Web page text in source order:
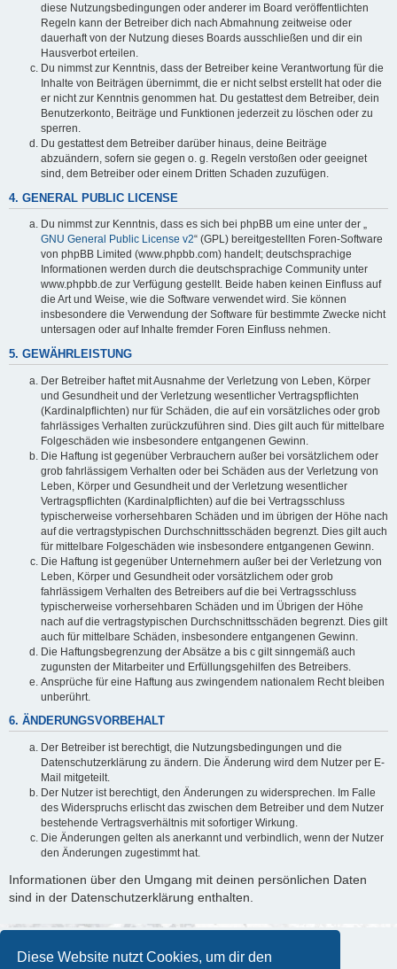
Diese Website nutzt Cookies, um dir den
diese Nutzungsbedingungen oder anderer im Board veröffentlichten
Regeln kann der Betreiber dich nach Abmahnung zeitweise oder
dauerhaft von der Nutzung dieses Boards ausschließen und dir ein
Hausverbot erteilen.
Du nimmst zur Kenntnis, dass der Betreiber keine Verantwortung für die
Inhalte von Beiträgen übernimmt, die er nicht selbst erstellt hat oder die
er nicht zur Kenntnis genommen hat. Du gestattest dem Betreiber, dein
Benutzerkonto, Beiträge und Funktionen jederzeit zu löschen oder zu
sperren.
Du gestattest dem Betreiber darüber hinaus, deine Beiträge
abzuändern, sofern sie gegen o. g. Regeln verstoßen oder geeignet
sind, dem Betreiber oder einem Dritten Schaden zuzufügen.
4. GENERAL PUBLIC LICENSE
Du nimmst zur Kenntnis, dass es sich bei phpBB um eine unter der „
GNU General Public License v2“ (GPL) bereitgestellten Foren-Software
von phpBB Limited (www.phpbb.com) handelt; deutschsprachige
Informationen werden durch die deutschsprachige Community unter
www.phpbb.de zur Verfügung gestellt. Beide haben keinen Einfluss auf
die Art und Weise, wie die Software verwendet wird. Sie können
insbesondere die Verwendung der Software für bestimmte Zwecke nicht
untersagen oder auf Inhalte fremder Foren Einfluss nehmen.
5. GEWÄHRLEISTUNG
Der Betreiber haftet mit Ausnahme der Verletzung von Leben, Körper
und Gesundheit und der Verletzung wesentlicher Vertragspflichten
(Kardinalpflichten) nur für Schäden, die auf ein vorsätzliches oder grob
fahrlässiges Verhalten zurückzuführen sind. Dies gilt auch für mittelbare
Folgeschäden wie insbesondere entgangenen Gewinn.
Die Haftung ist gegenüber Verbrauchern außer bei vorsätzlichem oder
grob fahrlässigem Verhalten oder bei Schäden aus der Verletzung von
Leben, Körper und Gesundheit und der Verletzung wesentlicher
Vertragspflichten (Kardinalpflichten) auf die bei Vertragsschluss
typischerweise vorhersehbaren Schäden und im übrigen der Höhe nach
auf die vertragstypischen Durchschnittsschäden begrenzt. Dies gilt auch
für mittelbare Folgeschäden wie insbesondere entgangenen Gewinn.
Die Haftung ist gegenüber Unternehmern außer bei der Verletzung von
Leben, Körper und Gesundheit oder vorsätzlichem oder grob
fahrlässigem Verhalten des Betreibers auf die bei Vertragsschluss
typischerweise vorhersehbaren Schäden und im Übrigen der Höhe
nach auf die vertragstypischen Durchschnittsschäden begrenzt. Dies gilt
auch für mittelbare Schäden, insbesondere entgangenen Gewinn.
Die Haftungsbegrenzung der Absätze a bis c gilt sinngemäß auch
zugunsten der Mitarbeiter und Erfüllungsgehilfen des Betreibers.
Ansprüche für eine Haftung aus zwingendem nationalem Recht bleiben
unberührt.
6. ÄNDERUNGSVORBEHALT
Der Betreiber ist berechtigt, die Nutzungsbedingungen und die
Datenschutzerklärung zu ändern. Die Änderung wird dem Nutzer per E-
Mail mitgeteilt.
Der Nutzer ist berechtigt, den Änderungen zu widersprechen. Im Falle
des Widerspruchs erlischt das zwischen dem Betreiber und dem Nutzer
bestehende Vertragsverhältnis mit sofortiger Wirkung.
Die Änderungen gelten als anerkannt und verbindlich, wenn der Nutzer
den Änderungen zugestimmt hat.
Informationen über den Umgang mit deinen persönlichen Daten
sind in der Datenschutzerklärung enthalten.